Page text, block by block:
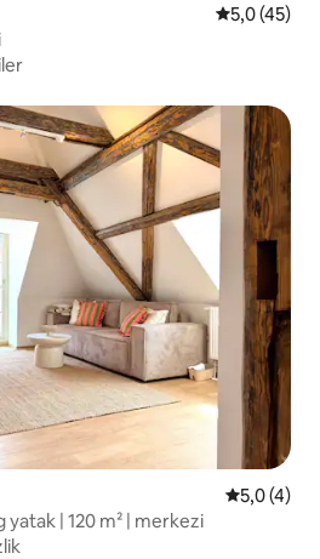
5 üzerinden
5,0 (45)
55,0 (4)
| 120 m² | merkezi